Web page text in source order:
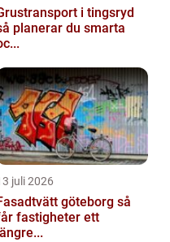
i tingsryd
planerar du smarta
juli 2026
göteborg så
fastigheter ett